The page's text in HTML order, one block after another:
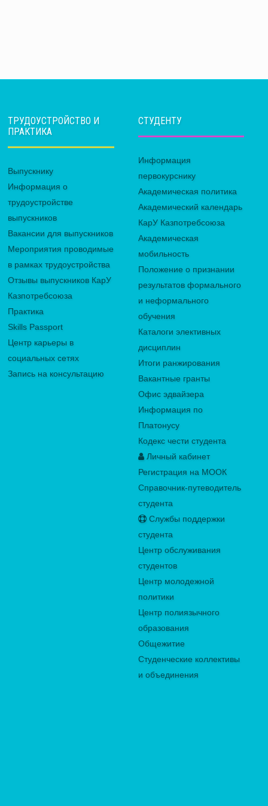
ТРУДОУСТРОЙСТВО И
ПРАКТИКА
Выпускнику
Информация о
трудоустройстве
выпускников
Вакансии для выпускников
Мероприятия проводимые
в рамках трудоустройства
Отзывы выпускников КарУ
Казпотребсоюза
Практика
Skills Passport
Центр карьеры в
социальных сетях
Запись на консультацию
СТУДЕНТУ
Информация
первокурснику
Академическая политика
Академический календарь
КарУ Казпотребсоюза
Академическая
мобильность
Положение о признании
результатов формального
и неформального
обучения
Каталоги элективных
дисциплин
Итоги ранжирования
Вакантные гранты
Офис эдвайзера
Информация по
Платонусу
Кодекс чести студента
Личный кабинет
Регистрация на МООК
Справочник-путеводитель
студента
Службы поддержки
студента
Центр обслуживания
студентов
Центр молодежной
политики
Центр полиязычного
образования
Общежитие
Студенческие коллективы
и объединения